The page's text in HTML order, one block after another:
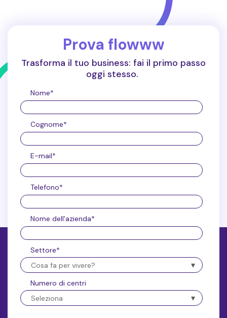
Prova flowww
Trasforma il tuo business: fai il primo passo
oggi stesso.
Nome*
Cognome*
E-mail*
Telefono*
Nome dell'azienda*
Settore*
Numero di centri